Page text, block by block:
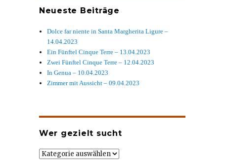
Neueste Beiträge
Dolce far niente in Santa Margherita Ligure –
14.04.2023
Ein Fünftel Cinque Terre – 13.04.2023
Zwei Fünftel Cinque Terre – 12.04.2023
In Genua – 10.04.2023
Zimmer mit Aussicht – 09.04.2023
Wer gezielt sucht
Wer